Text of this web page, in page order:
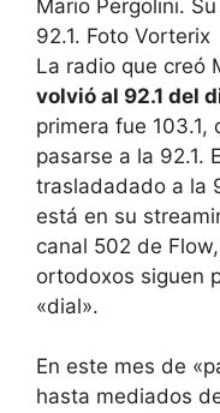
Mario Pergolini.
92.1. Foto Vorterix
La radio que creó
volvió al 92.1 del
primera fue 103.1,
pasarse a la 92.1.
trasladadado a la
está en su
canal 502 de
ortodoxos siguen
«dial».
En este mes de
hasta mediados